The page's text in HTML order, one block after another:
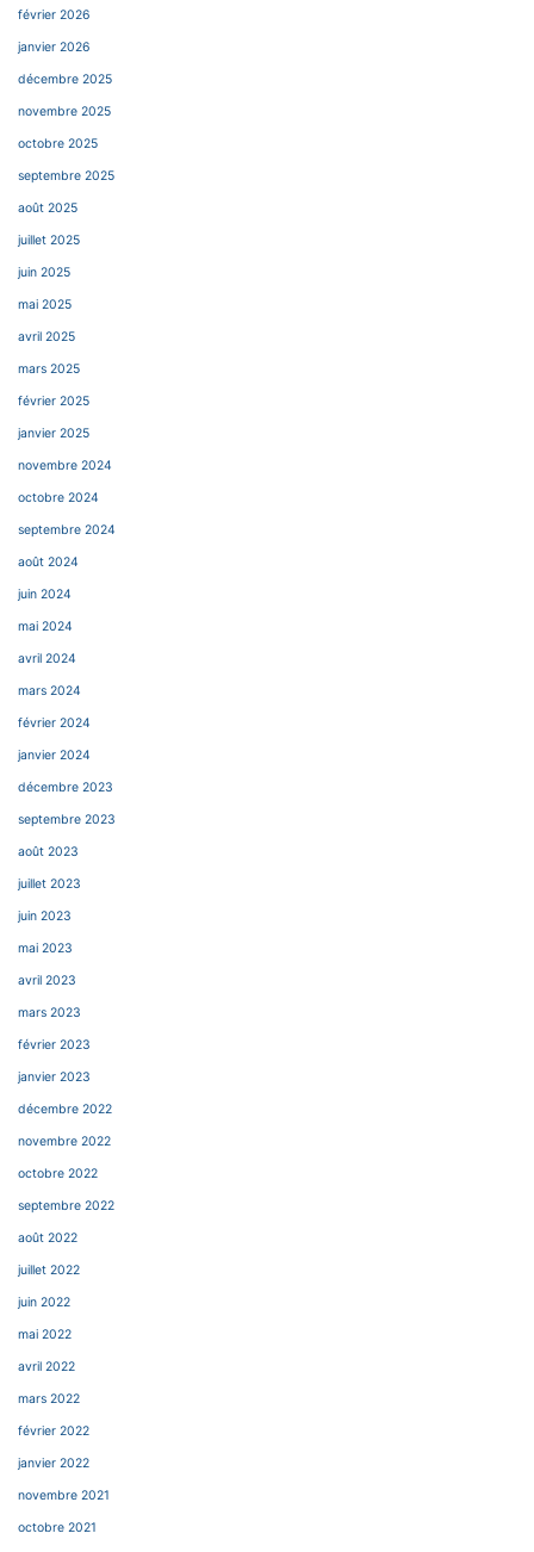
février 2026
janvier 2026
décembre 2025
novembre 2025
octobre 2025
septembre 2025
août 2025
juillet 2025
juin 2025
mai 2025
avril 2025
mars 2025
février 2025
janvier 2025
novembre 2024
octobre 2024
septembre 2024
août 2024
juin 2024
mai 2024
avril 2024
mars 2024
février 2024
janvier 2024
décembre 2023
septembre 2023
août 2023
juillet 2023
juin 2023
mai 2023
avril 2023
mars 2023
février 2023
janvier 2023
décembre 2022
novembre 2022
octobre 2022
septembre 2022
août 2022
juillet 2022
juin 2022
mai 2022
avril 2022
mars 2022
février 2022
janvier 2022
novembre 2021
octobre 2021